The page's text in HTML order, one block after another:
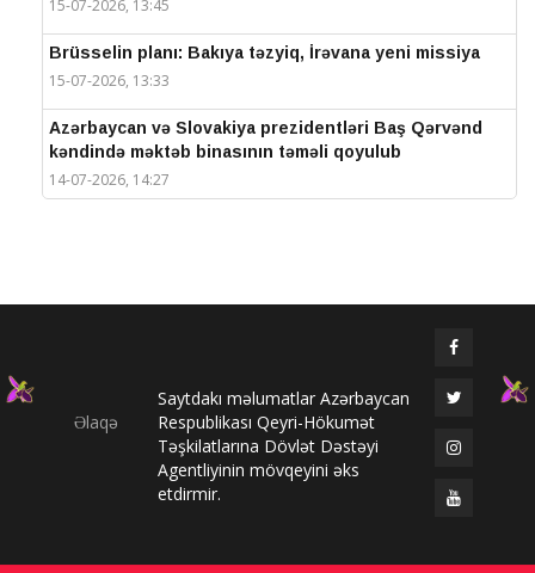
15-07-2026, 13:45
Brüsselin planı: Bakıya təzyiq, İrəvana yeni missiya
15-07-2026, 13:33
Azərbaycan və Slovakiya prezidentləri Baş Qərvənd
kəndində məktəb binasının təməli qoyulub
14-07-2026, 14:27
Prezidentlər Şuşada mətbuata bəyanatlarla çıxış
Elməddin Behbud: “IV Şuşa Qlobal Media Forumu
beynəlxalq media əməkdaşlığının nüfuzlu
platformasına çevrilib”
14-07-2026, 14:24
Əlaqə
Saytdakı məlumatlar Azərbaycan
Respublikası Qeyri-Hökumət
Təşkilatlarına Dövlət Dəstəyi
Agentliyinin mövqeyini əks
etdirmir.